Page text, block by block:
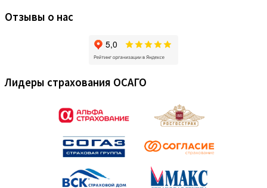
Отзывы о нас
Лидеры страхования ОСАГО